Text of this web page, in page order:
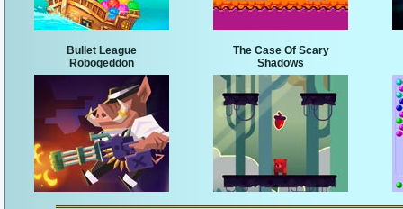
Bullet League
Robogeddon
The Case Of Scary
Shadows